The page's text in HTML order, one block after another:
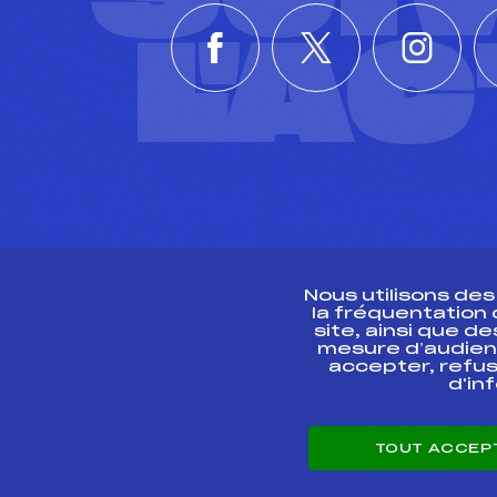
ESPACE PRESSE
Nous utilisons
la fréquentation
site, ainsi que
mesure
accepter,
TOUT